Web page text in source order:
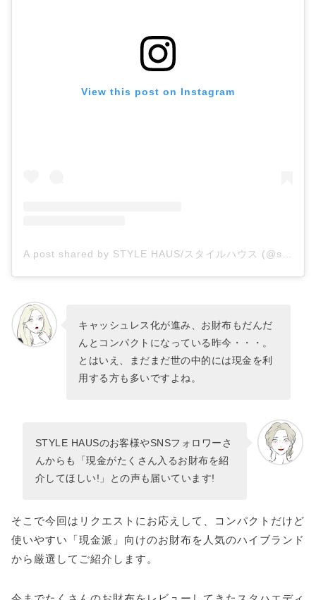
View this post on Instagram
キャッシュレス化が進み、お財布もだんだ
んとコンパクトになっている昨今・・・。
とはいえ、まだまだ世の中的には現金を利
用する方も多いですよね。
STYLE HAUSのお客様やSNSフォロワーさ
んからも「現金がたくさん入るお財布を紹
介してほしい!」との声も届いています!
そこで今回はリクエストにお応えして、コンパクトだけど
使いやすい「現金派」向けのお財布を人気のハイブランド
から厳選してご紹介します。